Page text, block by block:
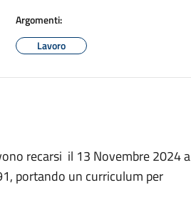
Argomenti:
Lavoro
recarsi il 13 Novembre 2024 a
portando un curriculum per